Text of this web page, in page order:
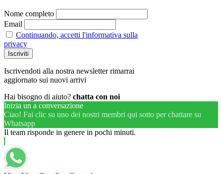
Nome completo
Email
Continuando, accetti l'informativa sulla
privacy
Iscrivendoti alla nostra newsletter rimarrai
aggiornato sui nuovi arrivi
Hai bisogno di aiuto? chatta con noi
Inizia un a conversazione
Ciao! Fai clic su uno dei nostri membri qui sotto per chattare su
Whatsapp
Il team risponde in genere in pochi minuti.